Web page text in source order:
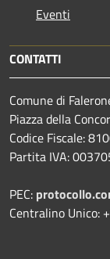
Eventi
CONTATTI
Comune di
Piazza della
Codice Fiscale:
Partita IVA:
PEC:
Centralino